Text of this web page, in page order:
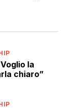
la
chiaro”